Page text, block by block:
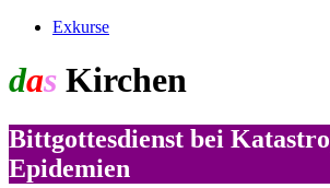
Exkurse
das Kirchen
Bittgottesdienst bei
Epidemien